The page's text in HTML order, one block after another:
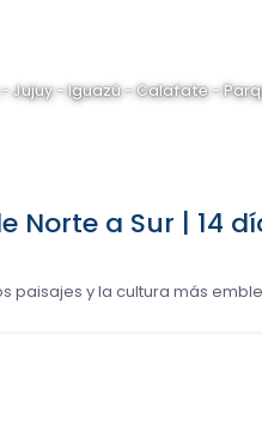
Jujuy - Iguazú - Calafate -
Norte a Sur | 14
paisajes y la cultura más